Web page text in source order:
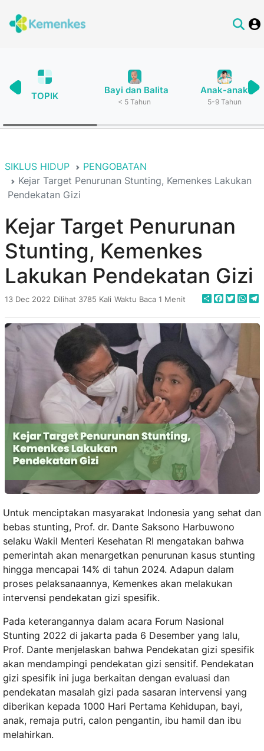
TOPIK
Bayi dan Balita
< 5 Tahun
Anak-anak
5-9 Tahun
SIKLUS HIDUP
PENGOBATAN
Kejar Target Penurunan Stunting, Kemenkes Lakukan
Pendekatan Gizi
Kejar Target Penurunan
Stunting, Kemenkes
Lakukan Pendekatan Gizi
13 Dec 2022 Dilihat 3785 Kali Waktu Baca 1 Menit Share
Untuk menciptakan masyarakat Indonesia yang sehat dan
bebas stunting, Prof. dr. Dante Saksono Harbuwono
selaku Wakil Menteri Kesehatan RI mengatakan bahwa
pemerintah akan menargetkan penurunan kasus stunting
hingga mencapai 14% di tahun 2024. Adapun dalam
proses pelaksanaannya, Kemenkes akan melakukan
intervensi pendekatan gizi spesifik.
Pada keterangannya dalam acara Forum Nasional
Stunting 2022 di jakarta pada 6 Desember yang lalu,
Prof. Dante menjelaskan bahwa Pendekatan gizi spesifik
akan mendampingi pendekatan gizi sensitif. Pendekatan
gizi spesifik ini juga berkaitan dengan evaluasi dan
pendekatan masalah gizi pada sasaran intervensi yang
diberikan kepada 1000 Hari Pertama Kehidupan, bayi,
anak, remaja putri, calon pengantin, ibu hamil dan ibu
melahirkan.